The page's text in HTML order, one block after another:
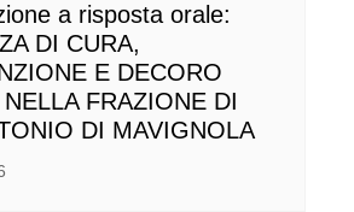
a risposta orale:
DI CURA,
E DECORO
FRAZIONE DI
DI MAVIGNOLA